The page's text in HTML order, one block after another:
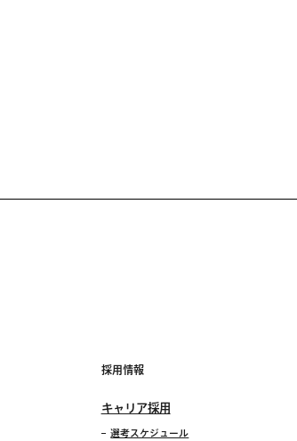
採用情報
キャリア採用
選考スケジュール